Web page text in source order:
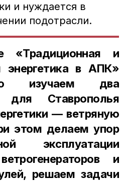
и нуждается в
подотрасли.
«Традиционная и
энергетика в АПК»
изучаем два
для Ставрополья
— ветряную
этом делаем упор
эксплуатации
и
решаем задачи